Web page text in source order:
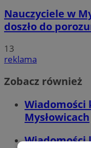
Nauczyciele w
doszło do
13
reklama
Zobacz również
Mysłowicach
Wiadomości